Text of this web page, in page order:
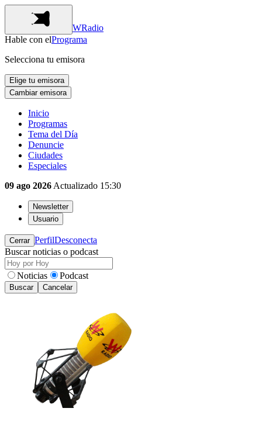
WRadio
Hable con elPrograma
Selecciona tu emisora
Elige tu emisora
Cambiar emisora
Inicio
Programas
Tema del Día
Denuncie
Ciudades
Especiales
09 ago 2026 Actualizado 15:30
Newsletter
Usuario
Cerrar PerfilDesconecta
Buscar noticias o podcast
Noticias Podcast
Buscar Cancelar